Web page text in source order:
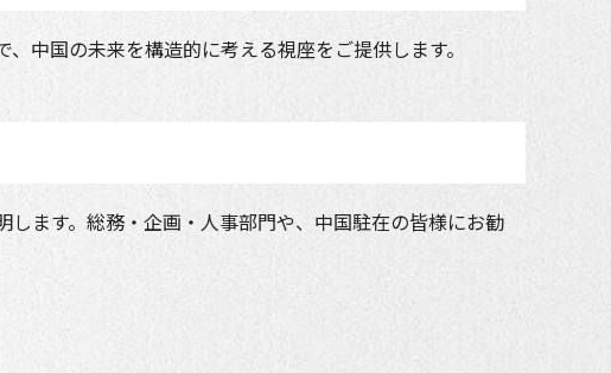
中国の未来を構造的に考える視座をご提供します。
ます。総務・企画・人事部門や、中国駐在の皆様にお勧